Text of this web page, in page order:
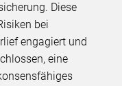
Diese
bei
engagiert und
eine